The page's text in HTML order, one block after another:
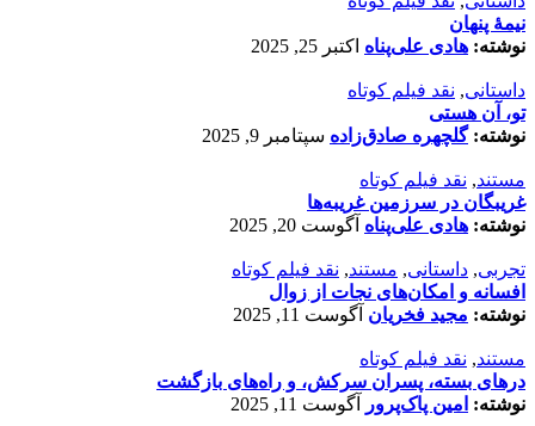
نیمۀ پنهان
نوشته: هادی علی‌پناه اکتبر 25, 2025
داستانی, نقد فیلم کوتاه
تو، آن هستی
نوشته:گلچهره صادق‌زاده سپتامبر 9, 2025
مستند, نقد فیلم کوتاه
غریبگان در سرزمین غریبه‌ها
نوشته: هادی علی‌پناه آگوست 20, 2025
تجربی, داستانی, مستند, نقد فیلم کوتاه
افسانه‌ و امکان‌های نجات از زوال
نوشته: مجید فخریان آگوست 11, 2025
مستند, نقد فیلم کوتاه
درهای بسته، پسران سرکش، و راه‌های بازگشت
نوشته: امین پاک‌پرور آگوست 11, 2025